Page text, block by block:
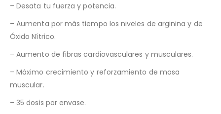
– Desata tu fuerza y potencia.
– Aumenta por más tiempo los niveles de arginina y de
Óxido Nítrico.
– Aumento de fibras cardiovasculares y musculares.
– Máximo crecimiento y reforzamiento de masa
muscular.
– 35 dosis por envase.